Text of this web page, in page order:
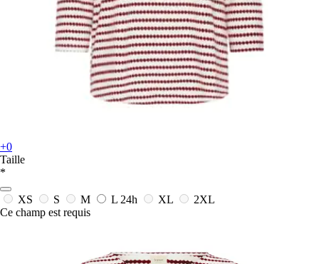
+0
Taille
*
XS S M L 24h XL
2XL
Ce champ est requis